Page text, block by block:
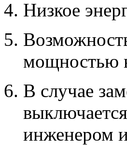
Низкое
мощностью
В случае
инженером